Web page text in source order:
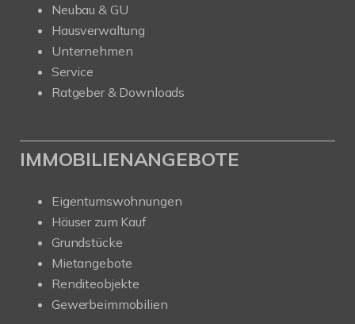
Neubau & GU
Hausverwaltung
Unternehmen
Service
Ratgeber & Downloads
IMMOBILIENANGEBOTE
Eigentumswohnungen
Häuser zum Kauf
Grundstücke
Mietangebote
Renditeobjekte
Gewerbeimmobilien